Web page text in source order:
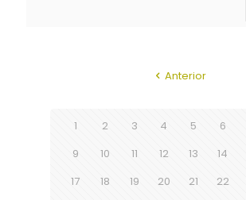
Anterior
1 2 3 4 5 6
9
10 11 12 13 14
17
18 19 20 21 22